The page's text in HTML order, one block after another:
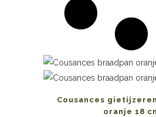
Cousances
oranje 18